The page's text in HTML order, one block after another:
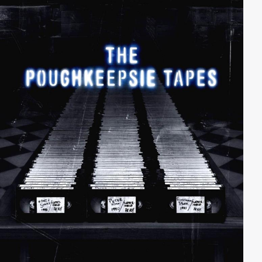
Weise eine Beziehung mit einer Schauspielerin
eingehen, die bei ihm unter Vertrag steht. Hughes
zieht die jungen Turteltäubchen immer tiefer in seine
Welt und sein Einfluss bringt sie gehörig ins Wanken…